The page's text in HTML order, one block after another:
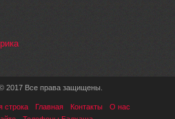
2017 Все права защищены.
строка Главная Контакты
О нас